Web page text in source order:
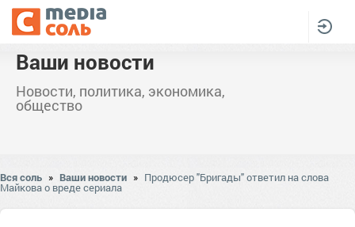
Ваши новости
Новости, политика, экономика,
общество
Вся соль » Ваши новости » Продюсер "Бригады" ответил на слова
Майкова о вреде сериала